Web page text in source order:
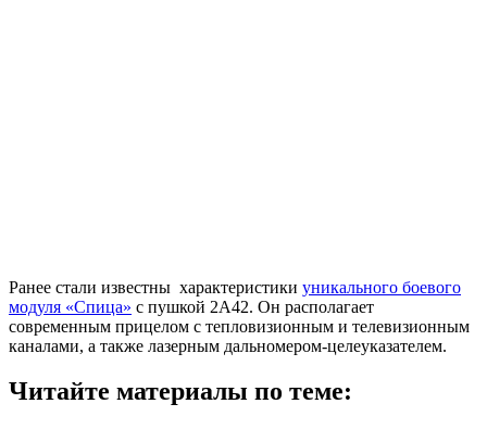
Ранее стали известны характеристики уникального боевого
модуля «Спица» с пушкой 2А42. Он располагает
современным прицелом с тепловизионным и телевизионным
каналами, а также лазерным дальномером-целеуказателем.
Читайте материалы по теме: